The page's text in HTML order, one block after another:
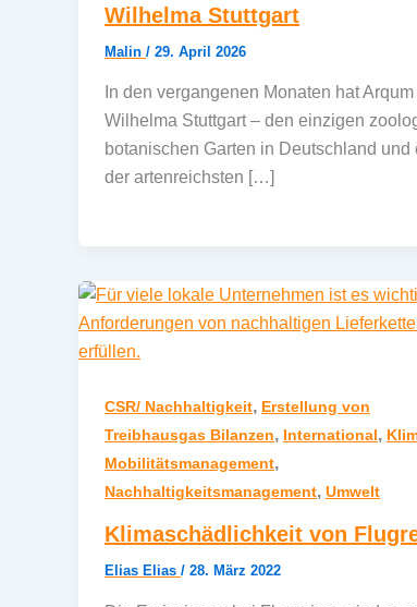
Wilhelma Stuttgart
Malin / 29. April 2026
In den vergangenen Monaten hat Arqum
Wilhelma Stuttgart – den einzigen
botanischen Garten in Deutschland und
der artenreichsten […]
CSR/ Nachhaltigkeit, Erstellung von
Treibhausgas Bilanzen, International,
Mobilitätsmanagement,
Nachhaltigkeitsmanagement, Umwelt
Klimaschädlichkeit von
Elias Elias / 28. März 2022